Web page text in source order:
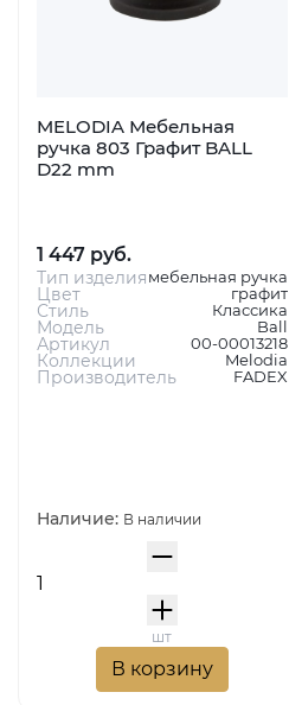
MELODIA Мебельная
ручка 803 Графит BALL
D22 mm
1 447 руб.
Тип изделиямебельная ручка
Цвет графит
Стиль Классика
Модель Ball
Артикул 00-00013218
Коллекции Melodia
Производитель FADEX
Наличие: В наличии
шт
В корзину